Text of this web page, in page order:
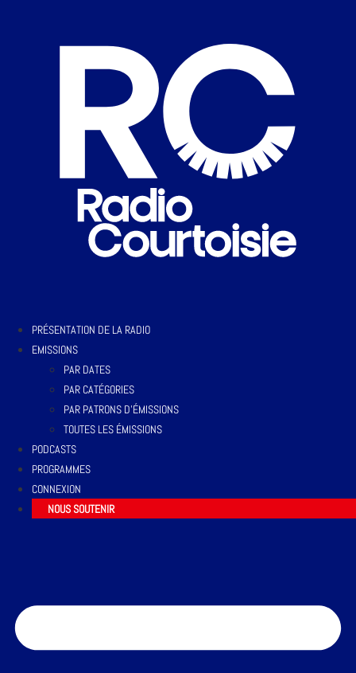
PRÉSENTATION DE LA RADIO
EMISSIONS
PAR DATES
PAR CATÉGORIES
PAR PATRONS D’ÉMISSIONS
TOUTES LES ÉMISSIONS
PODCASTS
PROGRAMMES
CONNEXION
NOUS SOUTENIR